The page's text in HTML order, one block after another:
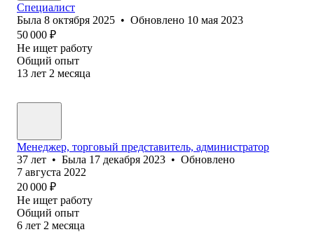
Специалист
Была 8 октября 2025 • Обновлено 10 мая 2023
50 000 ₽
Не ищет работу
Общий опыт
13 лет 2 месяца
Менеджер, торговый представитель, администратор
37 лет • Была 17 декабря 2023 • Обновлено
7 августа 2022
20 000 ₽
Не ищет работу
Общий опыт
6 лет 2 месяца